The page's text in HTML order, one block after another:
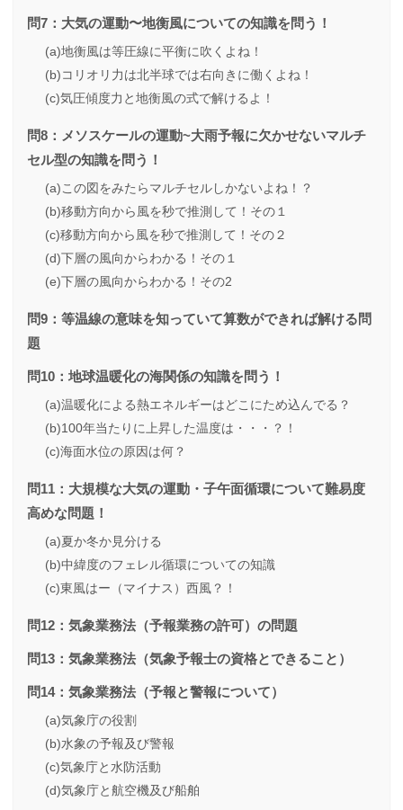
問7：大気の運動〜地衡風についての知識を問う！
(a)地衡風は等圧線に平衡に吹くよね！
(b)コリオリ力は北半球では右向きに働くよね！
(c)気圧傾度力と地衡風の式で解けるよ！
問8：メソスケールの運動~大雨予報に欠かせないマルチ
セル型の知識を問う！
(a)この図をみたらマルチセルしかないよね！？
(b)移動方向から風を秒で推測して！その１
(c)移動方向から風を秒で推測して！その２
(d)下層の風向からわかる！その１
(e)下層の風向からわかる！その2
問9：等温線の意味を知っていて算数ができれば解ける問
題
問10：地球温暖化の海関係の知識を問う！
(a)温暖化による熱エネルギーはどこにため込んでる？
(b)100年当たりに上昇した温度は・・・？！
(c)海面水位の原因は何？
問11：大規模な大気の運動・子午面循環について難易度
高めな問題！
(a)夏か冬か見分ける
(b)中緯度のフェレル循環についての知識
(c)東風はー（マイナス）西風？！
問12：気象業務法（予報業務の許可）の問題
問13：気象業務法（気象予報士の資格とできること）
問14：気象業務法（予報と警報について）
(a)気象庁の役割
(b)水象の予報及び警報
(c)気象庁と水防活動
(d)気象庁と航空機及び船舶